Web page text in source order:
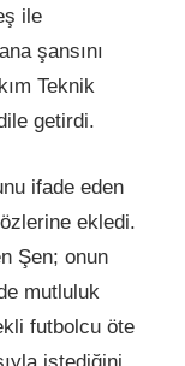
ile
şansını
Teknik
getirdi.
ifade eden
ekledi.
Şen; onun
mutluluk
futbolcu öte